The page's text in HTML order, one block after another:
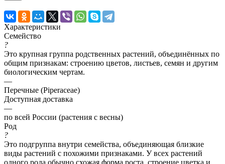
Характеристики
Семейство
?
Это крупная группа родственных растений, объединённых по
общим признакам: строению цветов, листьев, семян и другим
биологическим чертам.
—
Перечные (Piperaceae)
Доступная доставка
—
по всей России (растения с весны)
Род
?
Это подгруппа внутри семейства, объединяющая близкие
виды растений с похожими признаками. У всех растений
одного рода обычно схожая форма роста, строение цветка и